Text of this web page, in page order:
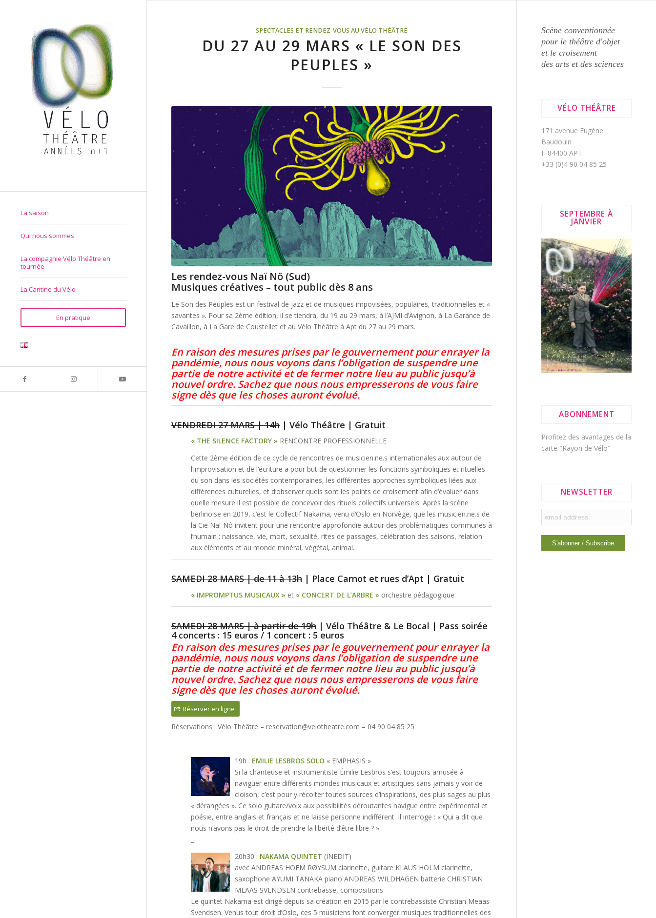
La saison
Qui nous sommes
La compagnie Vélo Théâtre en
tournée
La Cantine du Vélo
En pratique
SPECTACLES ET RENDEZ-VOUS AU VÉLO THÉÂTRE
DU 27 AU 29 MARS « LE SON DES
PEUPLES »
Les rendez-vous Naï Nô (Sud)
Musiques créatives – tout public dès 8 ans
Le Son des Peuples est un festival de jazz et de musiques impovisées, populaires, traditionnelles et «
savantes ». Pour sa 2ème édition, il se tiendra, du 19 au 29 mars, à l’AJMI d’Avignon, à La Garance de
Cavaillon, à La Gare de Coustellet et au Vélo Théâtre à Apt du 27 au 29 mars.
En raison des mesures prises par le gouvernement pour enrayer la
pandémie, nous nous voyons dans l’obligation de suspendre une
partie de notre activité et de fermer notre lieu au publicjusqu’à
nouvel ordre. Sachez que nous nous empresserons de vous faire
signe dès que les choses auront évolué.
VENDREDI 27 MARS | 14h | Vélo Théâtre | Gratuit
« THE SILENCE FACTORY » RENCONTRE PROFESSIONNELLE
Cette 2ème édition de ce cycle de rencontres de musicien.ne.s internationales.aux autour de
l‘improvisation et de l‘écriture a pour but de questionner les fonctions symboliques et rituelles
du son dans les sociétés contemporaines, les différentes approches symboliques liées aux
différences culturelles, et d‘observer quels sont les points de croisement afin d‘évaluer dans
quelle mesure il est possible de concevoir des rituels collectifs universels. Après la scène
berlinoise en 2019, c‘est le Collectif Nakama, venu d‘Oslo en Norvège, que les musicien.ne.s de
la Cie Naï Nô invitent pour une rencontre approfondie autour des problématiques communes à
l’humain : naissance, vie, mort, sexualité, rites de passages, célébration des saisons, relation
aux éléments et au monde minéral, végétal, animal.
SAMEDI 28 MARS | de 11 à 13h | Place Carnot et rues d’Apt | Gratuit
« IMPROMPTUS MUSICAUX » et « CONCERT DE L’ARBRE » orchestre pédagogique.
SAMEDI 28 MARS | à partir de 19h | Vélo Théâtre & Le Bocal | Pass soirée
4 concerts : 15 euros / 1 concert : 5 euros
En raison des mesures prises par le gouvernement pour enrayer la
pandémie, nous nous voyons dans l’obligation de suspendre une
partie de notre activité et de fermer notre lieu au publicjusqu’à
nouvel ordre. Sachez que nous nous empresserons de vous faire
signe dès que les choses auront évolué.
Réserver en ligne
Réservations : Vélo Théâtre – reservation@velotheatre.com – 04 90 04 85 25
19h : EMILIE LESBROS SOLO « EMPHASIS »
Si la chanteuse et instrumentiste Émilie Lesbros s’est toujours amusée à
naviguer entre différents mondes musicaux et artistiques sans jamais y voir de
cloison, c’est pour y récolter toutes sources d’inspirations, des plus sages au plus
« dérangées ». Ce solo guitare/voix aux possibilités déroutantes navigue entre expérimental et
poésie, entre anglais et français et ne laisse personne indifférent. Il interroge : « Qui a dit que
nous n’avons pas le droit de prendre la liberté d’être libre ? ».
20h30 : NAKAMA QUINTET (INEDIT)
avec ANDREAS HOEM RØYSUM clarinette, guitare KLAUS HOLM clarinette,
saxophone AYUMI TANAKA piano ANDREAS WILDHAGEN batterie CHRISTIAN
MEAAS SVENDSEN contrebasse, compositions
Le quintet Nakama est dirigé depuis sa création en 2015 par le contrebassiste Christian Meaas
Svendsen. Venus tout droit d’Oslo, ces 5 musiciens font converger musiques traditionnelles des
Scène conventionnée
pour le théâtre d'objet
et le croisement
des arts et des sciences
VÉLO THÉÂTRE
171 avenue Eugène
Baudouin
F-84400 APT
+33 (0)4 90 04 85 25
SEPTEMBRE À
JANVIER
ABONNEMENT
Profitez des avantages de la
carte "Rayon de Vélo"
NEWSLETTER